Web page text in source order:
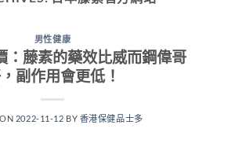
男性健康
：藤素的藥效比威而鋼偉哥
副作用會更低！
2022-11-12 BY 香港保健品士多